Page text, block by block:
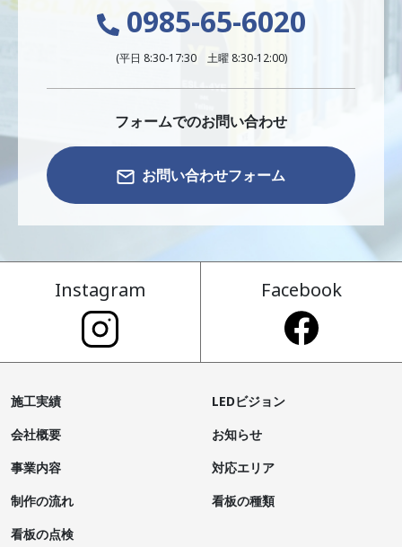
0985-65-6020
(平日 8:30-17:30 土曜 8:30-12:00)
フォームでのお問い合わせ
お問い合わせフォーム
Instagram Facebook
施工実績
LEDビジョン
会社概要
お知らせ
事業内容
対応エリア
制作の流れ
看板の種類
看板の点検